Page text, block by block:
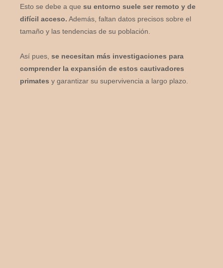
Esto se debe a que su entorno suele ser remoto y de
difícil acceso. Además, faltan datos precisos sobre el
tamaño y las tendencias de su población.
Así pues, se necesitan más investigaciones para
comprender la expansión de estos cautivadores
primates y garantizar su supervivencia a largo plazo.